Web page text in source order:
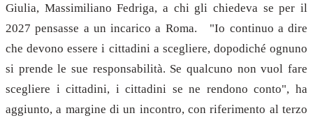
Giulia, Massimiliano Fedriga, a chi gli chiedeva se per il
2027 pensasse a un incarico a Roma. "Io continuo a dire
che devono essere i cittadini a scegliere, dopodiché ognuno
si prende le sue responsabilità. Se qualcuno non vuol fare
scegliere i cittadini, i cittadini se ne rendono conto", ha
aggiunto, a margine di un incontro, con riferimento al terzo